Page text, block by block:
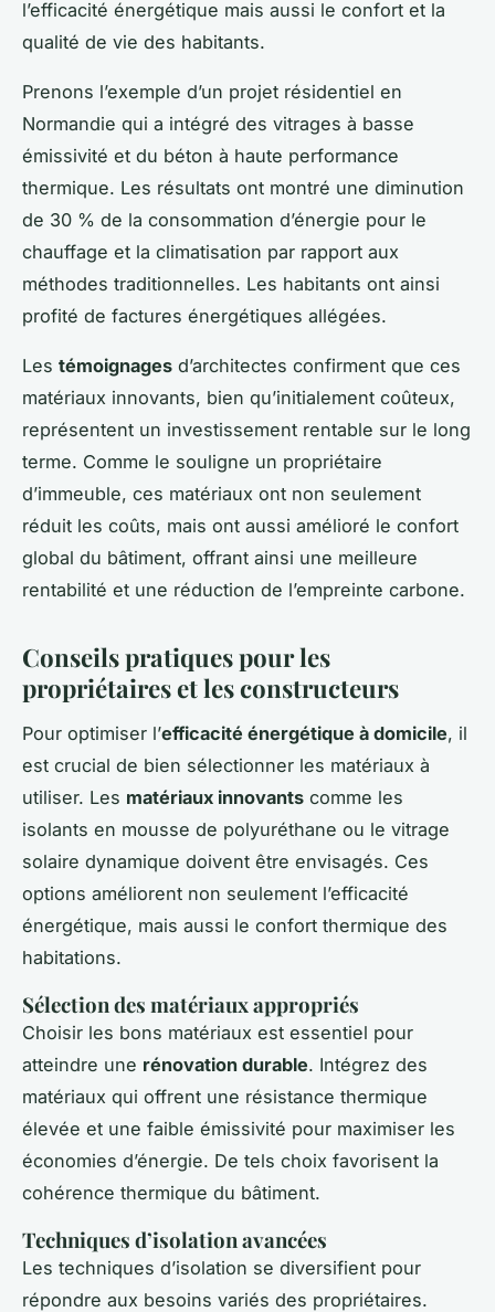
l’efficacité énergétique mais aussi le confort et la
qualité de vie des habitants.
Prenons l’exemple d’un projet résidentiel en
Normandie qui a intégré des vitrages à basse
émissivité et du béton à haute performance
thermique. Les résultats ont montré une diminution
de 30 % de la consommation d’énergie pour le
chauffage et la climatisation par rapport aux
méthodes traditionnelles. Les habitants ont ainsi
profité de factures énergétiques allégées.
Les témoignages d’architectes confirment que ces
matériaux innovants, bien qu’initialement coûteux,
représentent un investissement rentable sur le long
terme. Comme le souligne un propriétaire
d’immeuble, ces matériaux ont non seulement
réduit les coûts, mais ont aussi amélioré le confort
global du bâtiment, offrant ainsi une meilleure
rentabilité et une réduction de l’empreinte carbone.
Conseils pratiques pour les
propriétaires et les constructeurs
Pour optimiser l’efficacité énergétique à domicile, il
est crucial de bien sélectionner les matériaux à
utiliser. Les matériaux innovants comme les
isolants en mousse de polyuréthane ou le vitrage
solaire dynamique doivent être envisagés. Ces
options améliorent non seulement l’efficacité
énergétique, mais aussi le confort thermique des
habitations.
Sélection des matériaux appropriés
Choisir les bons matériaux est essentiel pour
atteindre une rénovation durable. Intégrez des
matériaux qui offrent une résistance thermique
élevée et une faible émissivité pour maximiser les
économies d’énergie. De tels choix favorisent la
cohérence thermique du bâtiment.
Techniques d’isolation avancées
Les techniques d’isolation se diversifient pour
répondre aux besoins variés des propriétaires.